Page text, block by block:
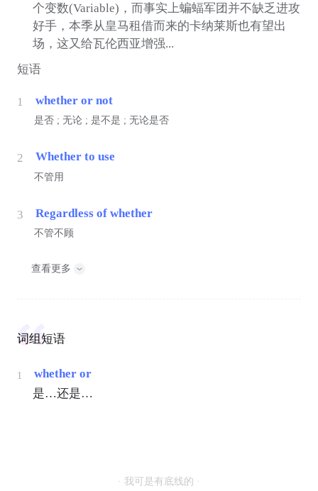
个变数(Variable)，而事实上蝙蝠军团并不缺乏进攻
好手，本季从皇马租借而来的卡纳莱斯也有望出
场，这又给瓦伦西亚增强...
短语
1 whether or not
是否 ; 无论 ; 是不是 ; 无论是否
2 Whether to use
不管用
3 Regardless of whether
不管不顾
查看更多
词组短语
1
whether or
是…还是…
· 我可是有底线的 ·